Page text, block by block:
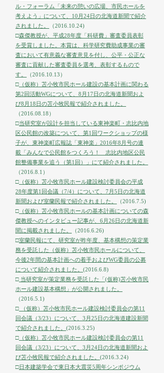
ル・フォーラム「未来の憩いの広場、市民ホールを
考えよう」について、10月24日の北海道新聞で紹介
されました。
（2016.10.24)
□森傑教授が、平成28年度「科研費」審査委員表彰
を受賞しました。本賞は、科学研究費助成事業の審
査において有意義な審査意見を付し、公平・公正な
審査に貢献した審査委員を選考、表彰するもので
す。
（2016.10.13）
□ （仮称）苫小牧市民ホール建設の基本計画に関わる
第2回活動WGについて、8月17日の北海道新聞およ
び8月18日の苫小牧民報で紹介されました。
（2016.08.18）
□当研究室が設計を担当している東神楽町・志比内地
区公民館の改築について、第1回ワークショップの様
子が、東神楽町広報誌「東神楽」2016年8月号の連
載「みんなで公民館をつくろう！ 志比内地区公民
館整備事業を追う（第1回）」にて紹介されました。
（2016.8.1）
□ （仮称）苫小牧市民ホール建設検討委員会の平成
28年度第1回会議（7/4）について、7月5日の北海道
新聞および室蘭民報で紹介されました。
（2016.7.5)
□ （仮称）苫小牧市民ホールの基本計画についての森
傑教授へのインタビュー記事が、6月26日の北海道新
聞に掲載されました。
（2016.6.26)
□室蘭民報にて、研究室が昨年度、基本構想の策定業
務を受託した（仮称）苫小牧市民ホールについて、
今後2年間の基本計画への着手およびWG委員の公募
について紹介されました。 (2016.6.8)
□ 当研究室が策定業務を受託した「(仮称)苫小牧市民
ホール建設基本構想」が公開されました。
（2016.5.1)
□ （仮称）苫小牧市民ホール建設検討委員会の第11
回会議（3/23）について、3月25日の北海道建設新聞
で紹介されました。 (2016.3.25)
□ （仮称）苫小牧市民ホール建設検討委員会の第11
回会議（3/23）について、3月24日の北海道新聞およ
び苫小牧民報で紹介されました。 (2016.3.24)
□日本建築学会で東日本大震災5周年シンポジウム